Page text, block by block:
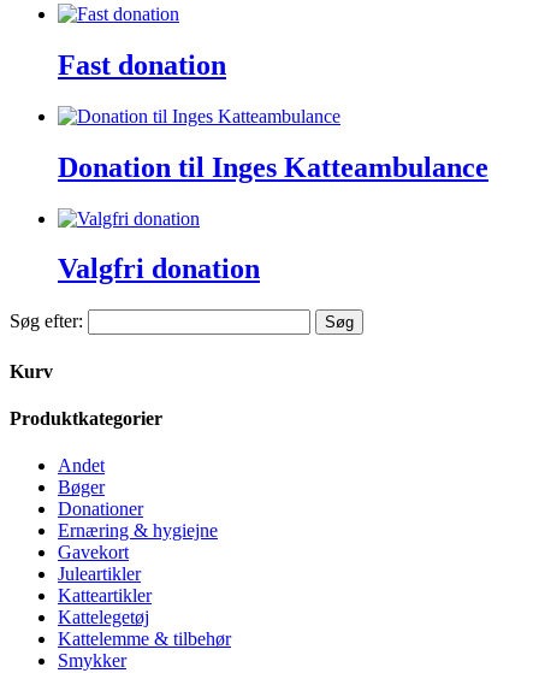
Fast donation
Donation til Inges Katteambulance
Valgfri donation
Søg efter:
Kurv
Produktkategorier
Andet
Bøger
Donationer
Ernæring & hygiejne
Gavekort
Juleartikler
Katteartikler
Kattelegetøj
Kattelemme & tilbehør
Smykker